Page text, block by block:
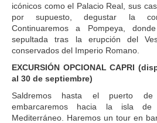
icónicos como el Palacio Real, sus
por supuesto, degustar la
Continuaremos a Pompeya,
sepultada tras la erupción del
conservados del Imperio Romano.
EXCURSIÓN OPCIONAL CAPRI
al 30 de septiembre)
Saldremos hasta el puerto
embarcaremos hacia la isla
Mediterráneo. Haremos un tour en